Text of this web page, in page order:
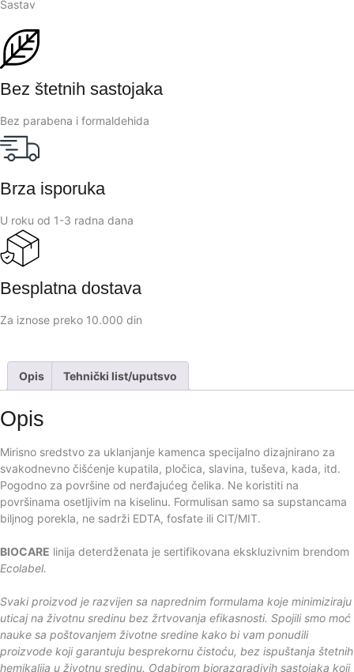
Sastav
Bez štetnih sastojaka
Bez parabena i formaldehida
Brza isporuka
U roku od 1-3 radna dana
Besplatna dostava
Za iznose preko 10.000 din
Opis Tehnički list/uputsvo
Opis
Mirisno sredstvo za uklanjanje kamenca specijalno dizajnirano za
svakodnevno čišćenje kupatila, pločica, slavina, tuševa, kada, itd.
Pogodno za površine od nerđajućeg čelika. Ne koristiti na
površinama osetljivim na kiselinu. Formulisan samo sa supstancama
biljnog porekla, ne sadrži EDTA, fosfate ili CIT/MIT.
BIOCARE linija deterdženata je sertifikovana ekskluzivnim brendom
Ecolabel.
Svaki proizvod je razvijen sa naprednim formulama koje minimiziraju
uticaj na životnu sredinu bez žrtvovanja efikasnosti. Spojili smo moć
nauke sa poštovanjem životne sredine kako bi vam ponudili
proizvode koji garantuju besprekornu čistoću, bez ispuštanja štetnih
hemikalija u životnu sredinu. Odabirom biorazgradivih sastojaka koji